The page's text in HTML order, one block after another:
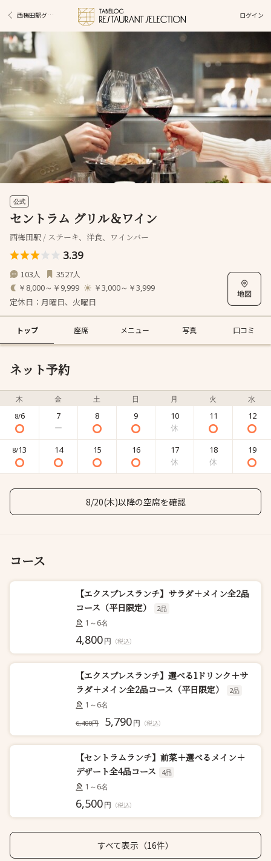
西梅田駅グルメ ログイン
公式
セントラム グリル＆ワイン
西梅田駅 / ステーキ、洋食、ワインバー
3.39
103人 3527人
￥8,000～￥9,999 ￥3,000～￥3,999
定休日：月曜日、火曜日
トップ 座席 メニュー 写真 口コミ
ネット予約
木 金 土 日 月 火 水
8/6 7 8 9 10 11 12
8/13 14 15 16 17 18 19
8/20(木)以降の空席を確認
コース
【エクスプレスランチ】サラダ＋メイン全2品
コース（平日限定）
2品
1～6名
4,800円 （税込）
【エクスプレスランチ】選べる1ドリンク＋サ
ラダ＋メイン全2品コース（平日限定）
2品
1～6名
6,400円 5,790円 （税込）
【セントラムランチ】前菜＋選べるメイン＋
デザート全4品コース
4品
1～6名
6,500円 （税込）
すべて表示（16件）